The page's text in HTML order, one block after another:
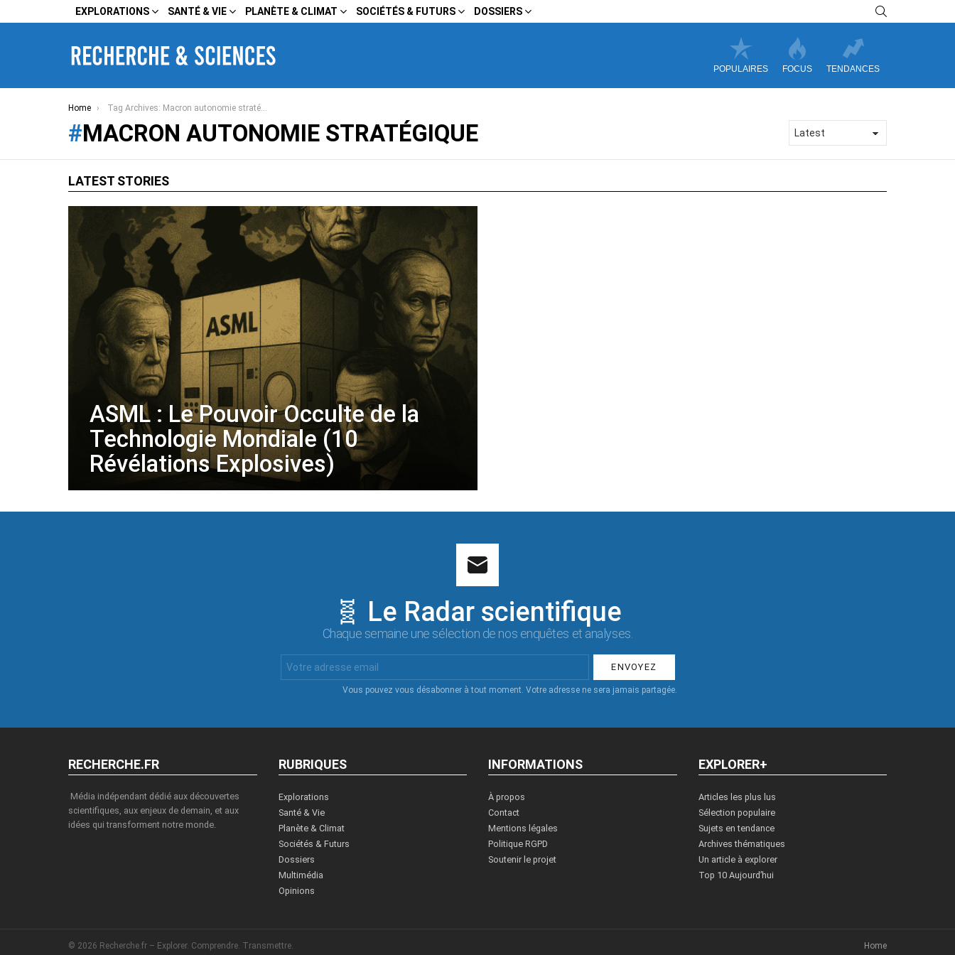
EXPLORATIONS SANTÉ & VIE PLANÈTE & CLIMAT SOCIÉTÉS & FUTURS DOSSIERS
POPULAIRES FOCUS TENDANCES
You are here:
Home Tag Archives: Macron autonomie stratégique
MACRON AUTONOMIE STRATÉGIQUE
LATEST STORIES
ASML : Le Pouvoir Occulte de la
Technologie Mondiale (10
Révélations Explosives)
🧬 Le Radar scientifique
Chaque semaine une sélection de nos enquêtes et analyses.
Email
:
Vous pouvez vous désabonner à tout moment. Votre adresse ne sera jamais partagée.
RECHERCHE.FR
Média indépendant dédié aux découvertes
scientifiques, aux enjeux de demain, et aux
idées qui transforment notre monde.
RUBRIQUES
Explorations
Santé & Vie
Planète & Climat
Sociétés & Futurs
Dossiers
Multimédia
Opinions
INFORMATIONS
À propos
Contact
Mentions légales
Politique RGPD
Soutenir le projet
EXPLORER+
Articles les plus lus
Sélection populaire
Sujets en tendance
Archives thématiques
Un article à explorer
Top 10 Aujourd’hui
© 2026 Recherche.fr – Explorer. Comprendre. Transmettre. Home